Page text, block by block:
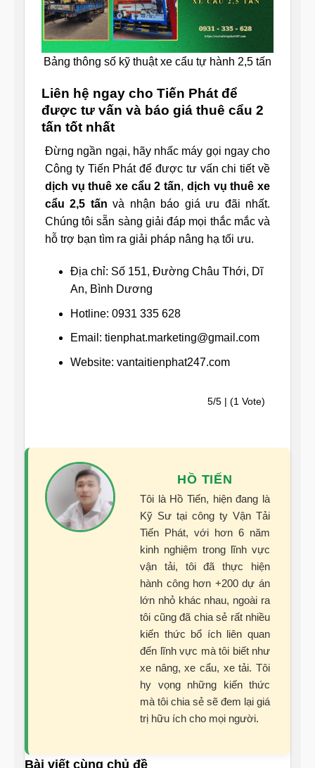
Bảng thông số kỹ thuật xe cẩu tự hành 2,5 tấn
Liên hệ ngay cho Tiến Phát để
được tư vấn và báo giá thuê cẩu 2
tấn tốt nhất
Đừng ngần ngại, hãy nhấc máy gọi ngay cho
Công ty Tiến Phát để được tư vấn chi tiết về
dịch vụ thuê xe cẩu 2 tấn, dịch vụ thuê xe
cẩu 2,5 tấn và nhận báo giá ưu đãi nhất.
Chúng tôi sẵn sàng giải đáp mọi thắc mắc và
hỗ trợ bạn tìm ra giải pháp nâng hạ tối ưu.
Địa chỉ: Số 151, Đường Châu Thới, Dĩ
An, Bình Dương
Hotline: 0931 335 628
Email: tienphat.marketing@gmail.com
Website: vantaitienphat247.com
5/5 | (1 Vote)
HỒ TIẾN
Tôi là Hồ Tiến, hiện đang là
Kỹ Sư tại công ty Vận Tải
Tiến Phát, với hơn 6 năm
kinh nghiệm trong lĩnh vực
vận tải, tôi đã thực hiện
hành công hơn +200 dự án
lớn nhỏ khác nhau, ngoài ra
tôi cũng đã chia sẻ rất nhiều
kiến thức bổ ích liên quan
đến lĩnh vực mà tôi biết như
xe nâng, xe cẩu, xe tải. Tôi
hy vọng những kiến thức
mà tôi chia sẻ sẽ đem lại giá
trị hữu ích cho mọi người.
Bài viết cùng chủ đề